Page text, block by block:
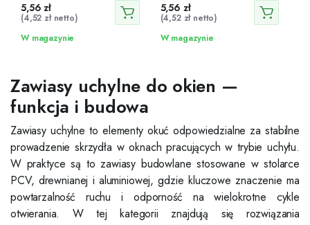
5,56zł
(4,52 złnetto)
W magazynie
5,56 zł
(4,52 złnetto)
W magazynie
Zawiasy uchylne do okien —
funkcja i budowa
Zawiasy uchylne to elementy okuć odpowiedzialne za stabilne
prowadzenie skrzydła w oknach pracujących w trybie uchyłu.
W praktyce są to zawiasy budowlane stosowane w stolarce
PCV, drewnianej i aluminiowej, gdzie kluczowe znaczenie ma
powtarzalność ruchu i odporność na wielokrotne cykle
otwierania. W tej kategorii znajdują się rozwiązania